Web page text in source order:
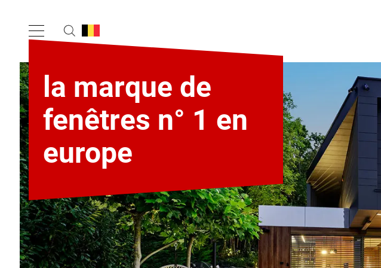
la marque de
fenêtres n° 1 en
europe